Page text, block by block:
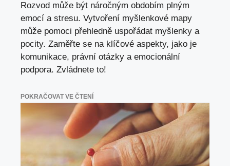
Rozvod může být náročným obdobím plným
emocí a stresu. Vytvoření myšlenkové mapy
může pomoci přehledně uspořádat myšlenky a
pocity. Zaměřte se na klíčové aspekty, jako je
komunikace, právní otázky a emocionální
podpora. Zvládnete to!
POKRAČOVAT VE ČTENÍ